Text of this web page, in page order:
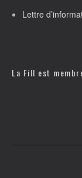
Lettre
La Fill est